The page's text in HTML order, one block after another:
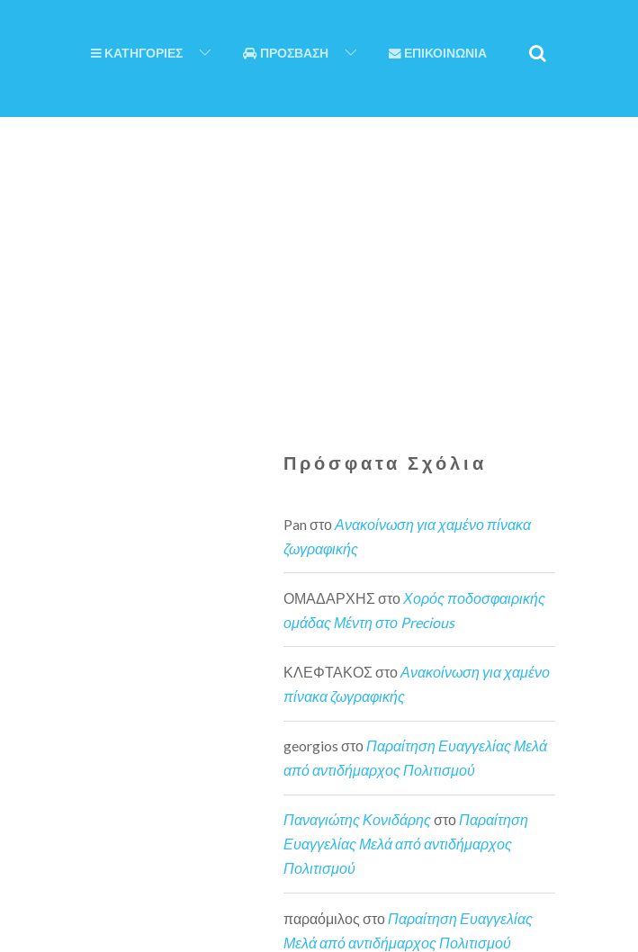
ΚΑΤΗΓΟΡΙΕΣ ΠΡΟΣΒΑΣΗ ΕΠΙΚΟΙΝΩΝΙΑ
Πρόσφατα Σχόλια
Pan στοΑνακοίνωση για χαμένο πίνακα
ζωγραφικής
ΟΜΑΔΑΡΧΗΣ στο Χορός ποδοσφαιρικής
ομάδας Μέντη στο Precious
ΚΛΕΦΤΑΚΟΣ στοΑνακοίνωση για χαμένο
πίνακα ζωγραφικής
georgios στοΠαραίτηση Ευαγγελίας Μελά
από αντιδήμαρχος Πολιτισμού
Παναγιώτης ΚονιδάρηςστοΠαραίτηση
Ευαγγελίας Μελά από αντιδήμαρχος
Πολιτισμού
παραόμιλος στο Παραίτηση Ευαγγελίας
Μελά από αντιδήμαρχος Πολιτισμού